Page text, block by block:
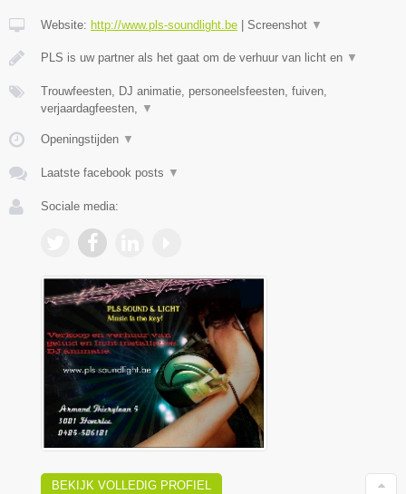
Website: http://www.pls-soundlight.be Screenshot ▼
PLS is uw partner als het gaat om de verhuur van licht en ▼
Trouwfeesten, DJ animatie, personeelsfeesten, fuiven,
verjaardagfeesten,
▼
Openingstijden ▼
Laatste facebook posts ▼
Sociale media:
BEKIJK VOLLEDIG PROFIEL